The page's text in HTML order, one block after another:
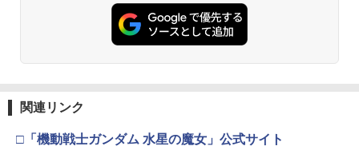
関連リンク
□「機動戦士ガンダム 水星の魔女」公式サイト